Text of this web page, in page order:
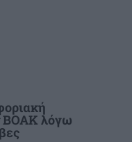
- Δείτε βίντεο
με το πόσο
ΒΟΑΚ λόγω